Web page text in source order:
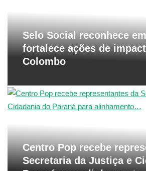
Selo Social reconhece
fortalece ações de
Colombo
Centro Pop recebe
Secretaria da Justiça e